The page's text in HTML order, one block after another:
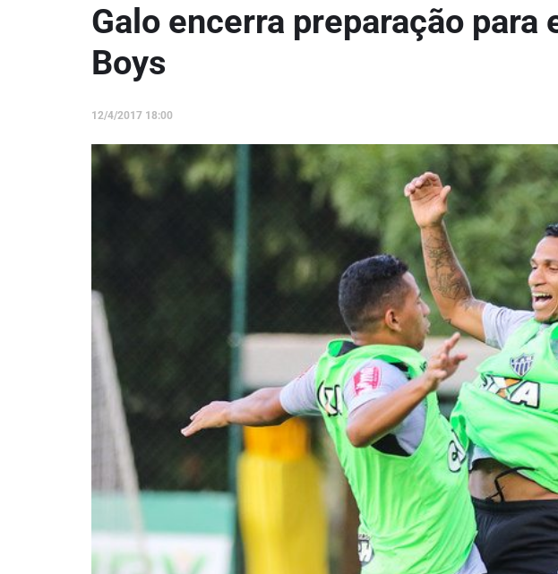
Galo encerra preparação
Boys
12/4/2017 18:00